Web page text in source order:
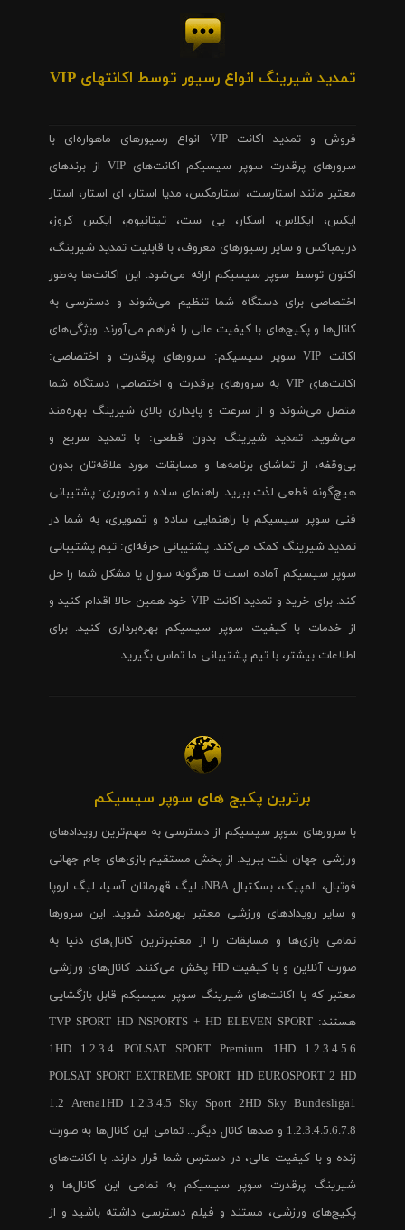
تمدید شیرینگ انواع رسیور توسط اکانتهای VIP
فروش و تمدید اکانت VIP انواع رسیورهای ماهواره‌ای با
سرورهای پرقدرت سوپر سیسیکم اکانت‌های VIP از برندهای
معتبر مانند استارست، استارمکس، مدیا استار، ای استار، استار
ایکس، ایکلاس، اسکار، بی ست، تیتانیوم، ایکس کروز،
دریمباکس و سایر رسیورهای معروف، با قابلیت تمدید شیرینگ،
اکنون توسط سوپر سیسیکم ارائه می‌شود. این اکانت‌ها به‌طور
اختصاصی برای دستگاه شما تنظیم می‌شوند و دسترسی به
کانال‌ها و پکیج‌های با کیفیت عالی را فراهم می‌آورند. ویژگی‌های
اکانت VIP سوپر سیسیکم: سرورهای پرقدرت و اختصاصی:
اکانت‌های VIP به سرورهای پرقدرت و اختصاصی دستگاه شما
متصل می‌شوند و از سرعت و پایداری بالای شیرینگ بهره‌مند
می‌شوید. تمدید شیرینگ بدون قطعی: با تمدید سریع و
بی‌وقفه، از تماشای برنامه‌ها و مسابقات مورد علاقه‌تان بدون
هیچ‌گونه قطعی لذت ببرید. راهنمای ساده و تصویری: پشتیبانی
فنی سوپر سیسیکم با راهنمایی ساده و تصویری، به شما در
تمدید شیرینگ کمک می‌کند. پشتیبانی حرفه‌ای: تیم پشتیبانی
سوپر سیسیکم آماده است تا هرگونه سوال یا مشکل شما را حل
کند. برای خرید و تمدید اکانت VIP خود همین حالا اقدام کنید و
از خدمات با کیفیت سوپر سیسیکم بهره‌برداری کنید. برای
اطلاعات بیشتر، با تیم پشتیبانی ما تماس بگیرید.
برترین پکیج های سوپر سیسیکم
با سرورهای سوپر سیسیکم از دسترسی به مهم‌ترین رویدادهای
ورزشی جهان لذت ببرید. از پخش مستقیم بازی‌های جام جهانی
فوتبال، المپیک، بسکتبال NBA، لیگ قهرمانان آسیا، لیگ اروپا
و سایر رویدادهای ورزشی معتبر بهره‌مند شوید. این سرورها
تمامی بازی‌ها و مسابقات را از معتبرترین کانال‌های دنیا به
صورت آنلاین و با کیفیت HD پخش می‌کنند. کانال‌های ورزشی
معتبر که با اکانت‌های شیرینگ سوپر سیسیکم قابل بازگشایی
هستند: TVP SPORT HD NSPORTS + HD ELEVEN SPORT
1HD 1.2.3.4 POLSAT SPORT Premium 1HD 1.2.3.4.5.6
POLSAT SPORT EXTREME SPORT HD EUROSPORT 2 HD
1.2 Arena1HD 1.2.3.4.5 Sky Sport 2HD Sky Bundesliga1
1.2.3.4.5.6.7.8 و صدها کانال دیگر... تمامی این کانال‌ها به صورت
زنده و با کیفیت عالی، در دسترس شما قرار دارند. با اکانت‌های
شیرینگ پرقدرت سوپر سیسیکم به تمامی این کانال‌ها و
پکیج‌های ورزشی، مستند و فیلم دسترسی داشته باشید و از